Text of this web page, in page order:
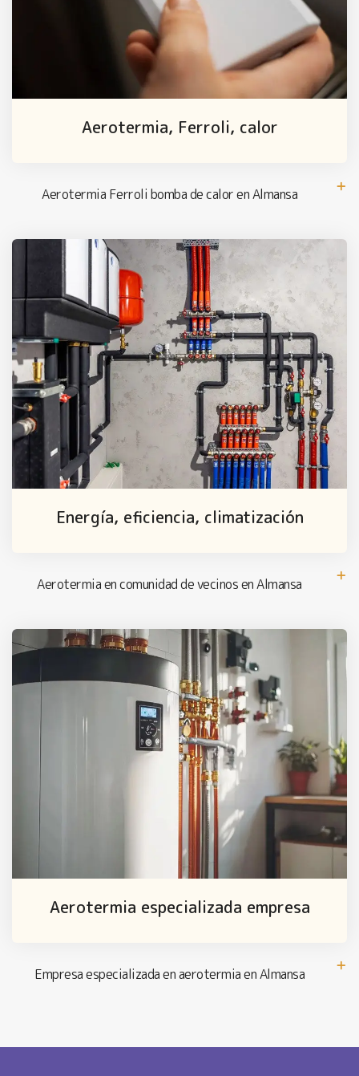
Aerotermia, Ferroli, calor
Aerotermia Ferroli bomba de calor en Almansa
Energía, eficiencia, climatización
Aerotermia en comunidad de vecinos en Almansa
Aerotermia especializada empresa
Empresa especializada en aerotermia en Almansa